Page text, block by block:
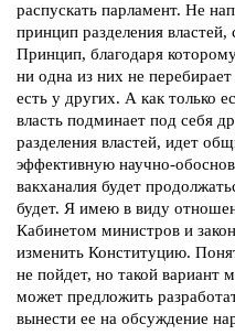
распускать парламент. Не
принцип разделения
Принцип, благодаря
ни одна из них не
есть у других. А как только
власть подминает под себя
разделения властей, идет
эффективную научно-
вакханалия будет
будет. Я имею в виду
Кабинетом министров и
изменить Конституцию.
не пойдет, но такой вариант
может предложить
вынести ее на обсуждение